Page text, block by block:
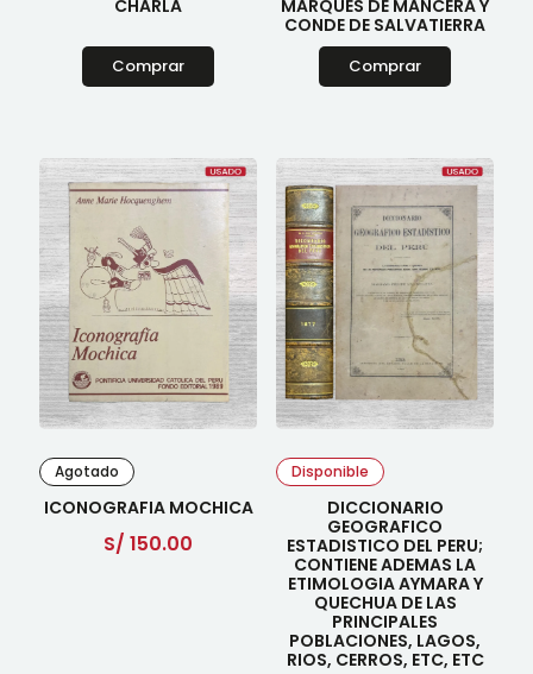
CHARLA
Comprar
MARQUES DE MANCERA Y
CONDE DE SALVATIERRA
Comprar
Agotado
ICONOGRAFIA MOCHICA
S/ 150.00
Disponible
DICCIONARIO
GEOGRAFICO
ESTADISTICO DEL PERU;
CONTIENE ADEMAS LA
ETIMOLOGIA AYMARA Y
QUECHUA DE LAS
PRINCIPALES
POBLACIONES, LAGOS,
RIOS, CERROS, ETC, ETC